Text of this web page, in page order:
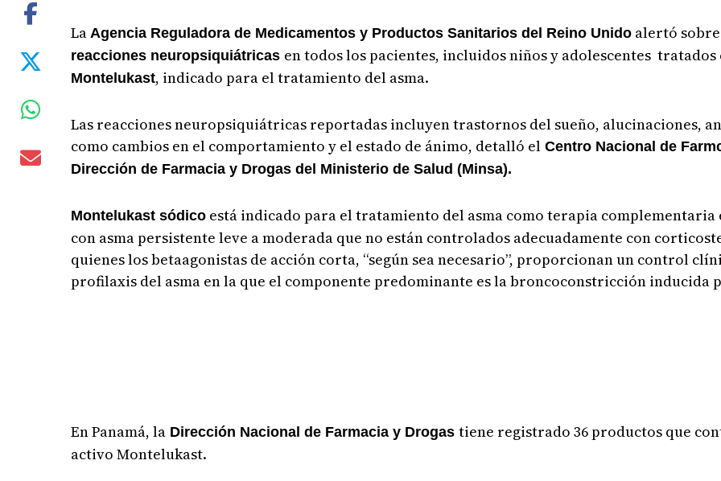
LaAgencia Reguladora de Medicamentos y Productos Sanitarios del Reino Unido alertó
reacciones neuropsiquiátricas en todos los pacientes, incluidos niños y adolescentes tratados
Montelukast, indicado para el tratamiento del asma.
Las reacciones neuropsiquiátricas reportadas incluyen trastornos del sueño, alucinaciones,
como cambios en el comportamiento y el estado de ánimo, detalló el Centro Nacional de
Dirección de Farmacia y Drogas del Ministerio de Salud (Minsa).
Montelukast sódico está indicado para el tratamiento del asma como terapia complementaria
con asma persistente leve a moderada que no están controlados adecuadamente con
quienes los betaagonistas de acción corta, “según sea necesario”, proporcionan un control
profilaxis del asma en la que el componente predominante es la broncoconstricción inducida
En Panamá, la Dirección Nacional de Farmacia y Drogastiene registrado 36 productos que
activo Montelukast.